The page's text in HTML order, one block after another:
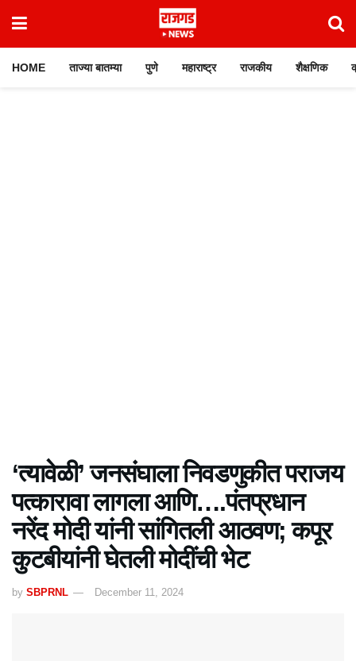
HOME ताज्या बातम्या पुणे महाराष्ट्र राजकीय शैक्षणिक
‘त्यावेळी’ जनसंघाला निवडणुकीत पराजय
पत्कारावा लागला आणि….पंतप्रधान
नरेंद मोदी यांनी सांगितली आठवण; कपूर
कुटबीयांनी घेतली मोदींची भेट
by SBPRNL December 11, 2024